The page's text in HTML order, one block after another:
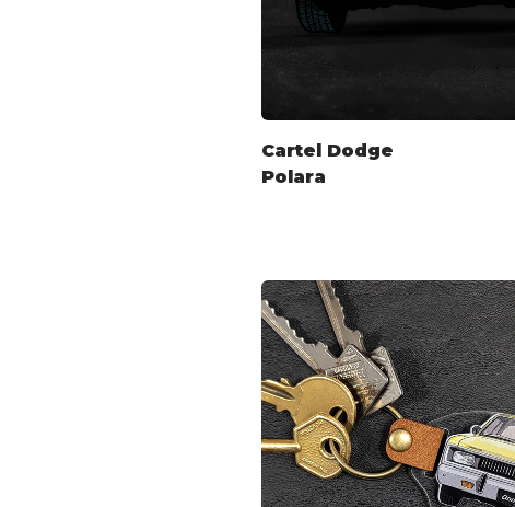
Cartel Dodge
Polara